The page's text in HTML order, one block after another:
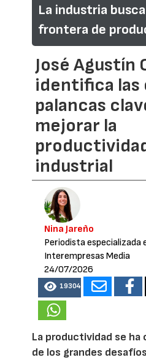
La industria
frontera de
José Agustín
identifica las
palancas
mejorar la
industrial
Nina Jareño
Periodista especializada
Interempresas Media
24/07/2026
19304
La productividad se ha
de los grandes